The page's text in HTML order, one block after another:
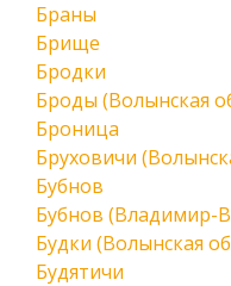
Браны
Брище
Бродки
Броды (Волынская
Броница
Бруховичи
Бубнов
Бубнов (Владимир-
Будки (Волынская
Будятичи